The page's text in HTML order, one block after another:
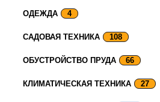
ОДЕЖДА 4
САДОВАЯ ТЕХНИКА 108
ОБУСТРОЙСТВО ПРУДА 66
КЛИМАТИЧЕСКАЯ ТЕХНИКА 27